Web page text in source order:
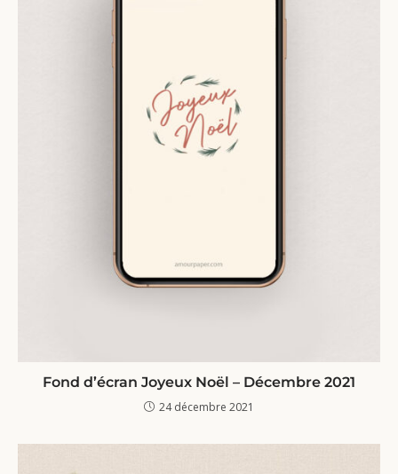
Fond d’écran Joyeux Noël – Décembre 2021
24 décembre 2021